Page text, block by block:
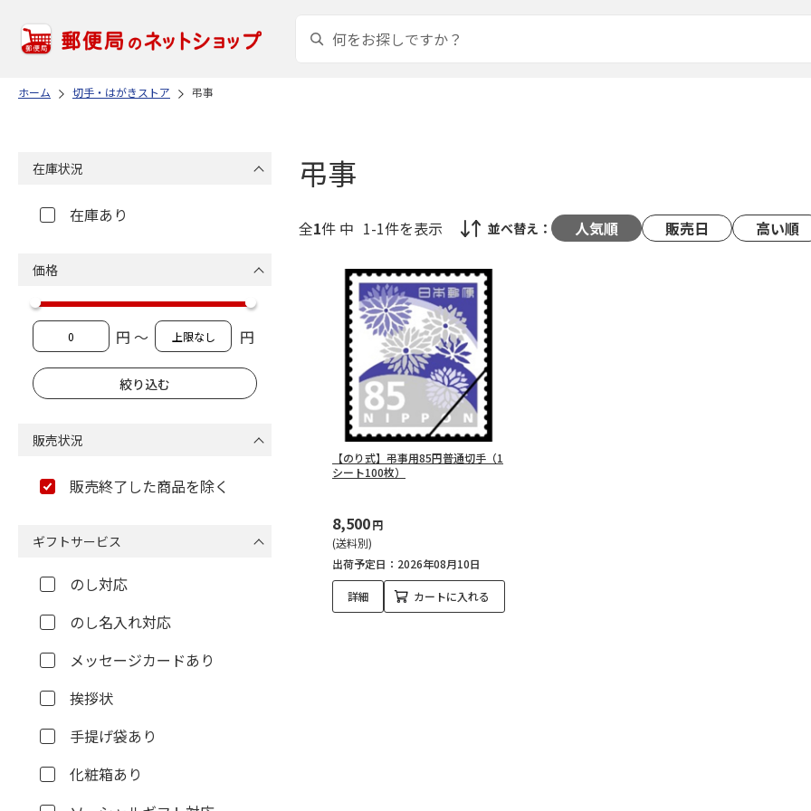
ホーム 切手・はがきストア 弔事
弔事
全1件 中 1-1件を表示 並べ替え： 人気順 販売日 高い順
【のり式】弔事用85円普通切手（1
シート100枚）
8,500円
(送料別)
出荷予定日：2026年08月10日
詳細 カートに入れる
在庫状況
在庫あり
価格
円 ～ 円
販売状況
販売終了した商品を除く
ギフトサービス
のし対応
のし名入れ対応
メッセージカードあり
挨拶状
手提げ袋あり
化粧箱あり